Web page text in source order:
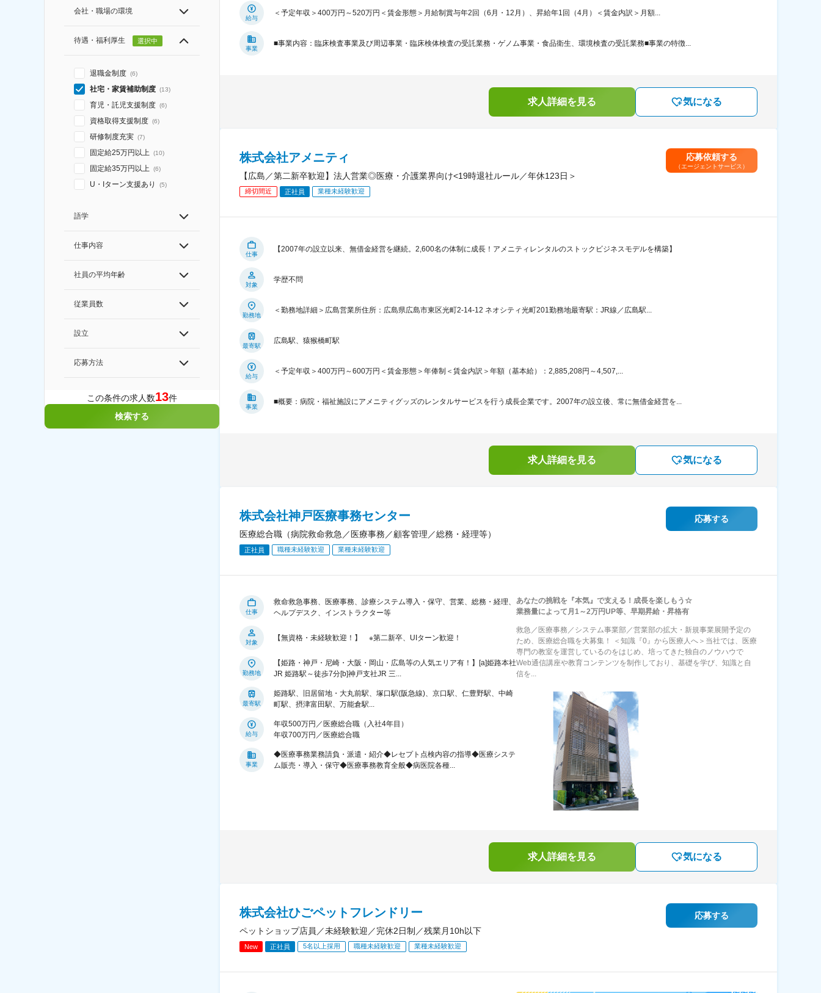
会社・職場の環境
待遇・福利厚生 選択中
退職金制度 (6)
社宅・家賃補助制度 (13)
育児・託児支援制度 (6)
資格取得支援制度 (6)
研修制度充実 (7)
固定給25万円以上 (10)
固定給35万円以上 (6)
U・Iターン支援あり (5)
語学
仕事内容
社員の平均年齢
従業員数
設立
応募方法
この条件の求人数13件
検索する
給与
＜予定年収＞400万円～520万円＜賃金形態＞月給制賞与年2回（6月・12月）、昇給年1回（4月）＜賃金内訳＞月額...
事業
■事業内容：臨床検査事業及び周辺事業・臨床検体検査の受託業務・ゲノム事業・食品衛生、環境検査の受託業務■事業の特徴...
求人詳細を見る 気になる
株式会社アメニティ
【広島／第二新卒歓迎】法人営業◎医療・介護業界向け<19時退社ルール／年休123日＞
締切間近 正社員 業種未経験歓迎
応募依頼する
（エージェントサービス）
仕事
【2007年の設立以来、無借金経営を継続。2,600名の体制に成長！アメニティレンタルのストックビジネスモデルを構築】
対象
学歴不問
勤務地
＜勤務地詳細＞広島営業所住所：広島県広島市東区光町2-14-12 ネオシティ光町201勤務地最寄駅：JR線／広島駅...
最寄駅
広島駅、猿猴橋町駅
給与
＜予定年収＞400万円～600万円＜賃金形態＞年俸制＜賃金内訳＞年額（基本給）：2,885,208円～4,507,...
事業
■概要：病院・福祉施設にアメニティグッズのレンタルサービスを行う成長企業です。2007年の設立後、常に無借金経営を...
求人詳細を見る 気になる
株式会社神戸医療事務センター
医療総合職（病院救命救急／医療事務／顧客管理／総務・経理等）
正社員 職種未経験歓迎 業種未経験歓迎
応募する
仕事
救命救急事務、医療事務、診療システム導入・保守、営業、総務・経理、
ヘルプデスク、インストラクター等
対象
【無資格・未経験歓迎！】 ※第二新卒、UIターン歓迎！
勤務地
【姫路・神戸・尼崎・大阪・岡山・広島等の人気エリア有！】[a]姫路本社
JR 姫路駅～徒歩7分[b]神戸支社JR 三...
最寄駅
姫路駅、旧居留地・大丸前駅、塚口駅(阪急線)、京口駅、仁豊野駅、中崎
町駅、摂津富田駅、万能倉駅...
給与
年収500万円／医療総合職（入社4年目）
年収700万円／医療総合職
事業
◆医療事務業務請負・派遣・紹介◆レセプト点検内容の指導◆医療システ
ム販売・導入・保守◆医療事務教育全般◆病医院各種...
あなたの挑戦を『本気』で支える！成長を楽しもう☆
業務量によって月1～2万円UP等、早期昇給・昇格有
救急／医療事務／システム事業部／営業部の拡大・新規事業展開予定の
ため、医療総合職を大募集！ ＜知識『0』から医療人へ＞当社では、医療
専門の教室を運営しているのをはじめ、培ってきた独自のノウハウで
Web通信講座や教育コンテンツを制作しており、基礎を学び、知識と自
信を...
求人詳細を見る 気になる
株式会社ひごペットフレンドリー
ペットショップ店員／未経験歓迎／完休2日制／残業月10h以下
New 正社員 5名以上採用 職種未経験歓迎 業種未経験歓迎
応募する